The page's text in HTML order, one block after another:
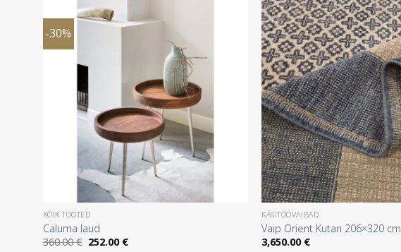
-30%
KÕIK TOOTED
Caluma laud
360.00€ Algne
252.00 €Praegune
KÄSITÖÖVAIBAD
Vaip Orient Kutan 206×320 cm
3,650.00 €